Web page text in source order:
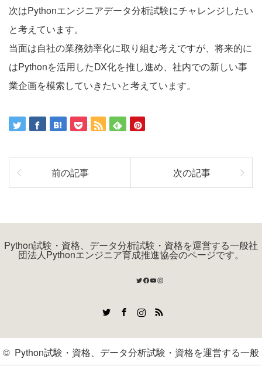
次はPythonエンジニアデータ分析試験にチャレンジしたい
と考えています。
当面は自社の業務効率化に取り組む考えですが、将来的に
はPythonを活用したDX化を推し進め、社内での新しい事
業企画を模索していきたいと考えています。
前の記事 次の記事
Python試験・資格、データ分析試験・資格を運営する一般社
団法人Pythonエンジニア育成推進協会のページです。
Twitter
Facebook
YouTube
Instagram
RSS
© Python試験・資格、データ分析試験・資格を運営する一般